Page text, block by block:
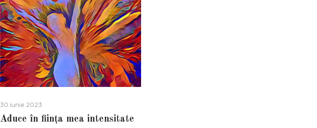
30 iunie 2023
Aduce în ființa mea intensitate